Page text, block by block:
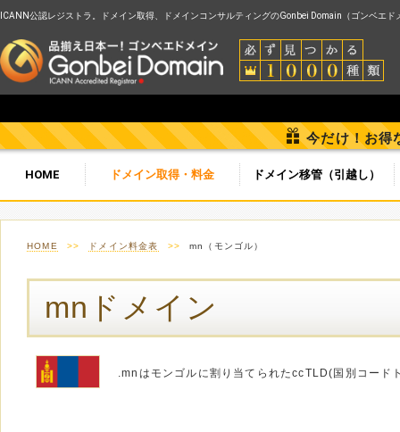
ICANN公認レジストラ。ドメイン取得、ドメインコンサルティングのGonbei Domain（ゴンベエド
今だけ！お得
HOME ドメイン取得・料金 ドメイン移管（引越し）
HOME >> ドメイン料金表 >> mn（モンゴル）
mnドメイン
.mnはモンゴルに割り当てられたccTLD(国別コード